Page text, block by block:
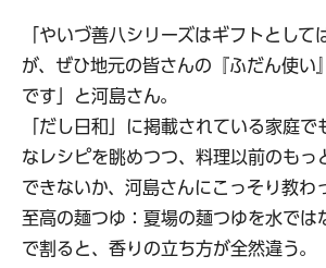
「やいづ善八シリーズはギフトとして
が、ぜひ地元の皆さんの『ふだん使い
です」と河島さん。
「だし日和」に掲載されている家庭で
なレシピを眺めつつ、料理以前のもっ
できないか、河島さんにこっそり教わ
至高の麺つゆ：夏場の麺つゆを水では
で割ると、香りの立ち方が全然違う。